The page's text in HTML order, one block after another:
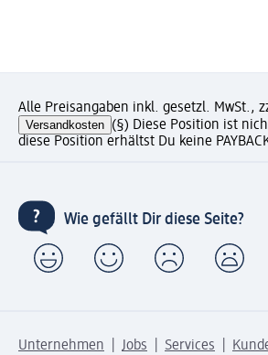
Alle Preisangaben inkl. gesetzl. MwSt.,
Versandkosten (§) Diese Position ist
diese Position erhältst Du keine
Wie gefällt Dir diese Seite?
Unternehmen Jobs Services